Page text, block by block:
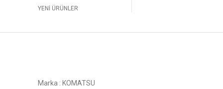
YENİ ÜRÜNLER
Marka : KOMATSU